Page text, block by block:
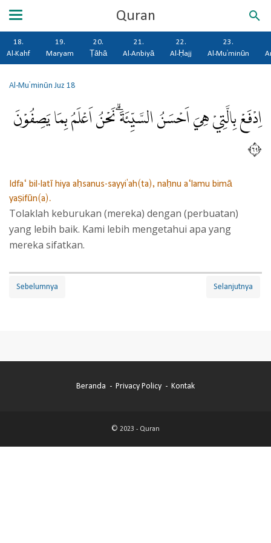
Quran
18.
Al-Kahf
19.
Maryam
20.
Ṭāhā
21.
Al-Anbiyā
22.
Al-Ḥajj
23.
Al-Mu'minūn
Al-Mu'minūnJuz 18
اِدْفَعْ بِالَّتِيْ هِيَ اَحْسَنُ السَّيِّئَةَۗ نَحْنُ اَعْلَمُ بِمَا يَصِفُوْنَ
٩٦
Idfa‘ bil-latī hiya aḥsanus-sayyi'ah(ta), naḥnu a‘lamu bimā
yaṣifūn(a).
Tolaklah keburukan (mereka) dengan (perbuatan)
yang lebih baik. Kami lebih mengetahui apa yang
mereka sifatkan.
Sebelumnya Selanjutnya
Beranda Privacy Policy Kontak
© 2023 - Quran